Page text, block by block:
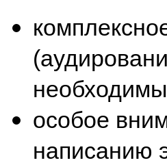
особое
написанию